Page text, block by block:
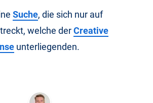
Suche, die sich nur auf
welche derCreative
unterliegenden.